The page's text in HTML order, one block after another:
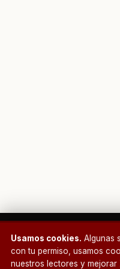
Usamos cookies. Algunas
con tu permiso, usamos
nuestros lectores y mejorar
¿Un café?
NEWSLETTER · ZONA ZERO
¿Te está gustando?